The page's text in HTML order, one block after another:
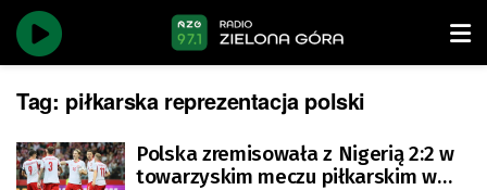
Tag: piłkarska reprezentacja polski
Polska zremisowała z Nigerią 2:2 w
towarzyskim meczu piłkarskim w